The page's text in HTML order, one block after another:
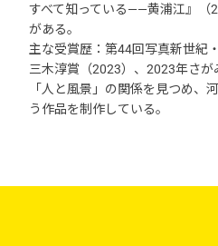
すべて知っている——黄浦江』（
がある。
主な受賞歴：第44回写真新世紀
三木淳賞（2023）、2023年さが
「人と風景」の関係を見つめ、
う作品を制作している。